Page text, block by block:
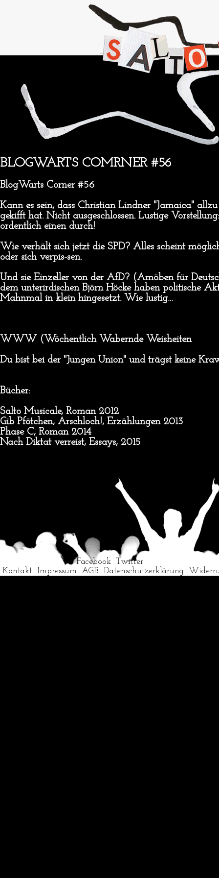
BLOGWARTS COMRNER #56
BlogWarts Corner #56
Kann es sein, dass Christian Lindner "Jamaica"
gekifft hat. Nicht ausgeschlossen. Lustige
ordentlich einen durch!
Wie verhält sich jetzt die SPD? Alles scheint
oder sich verpis-sen.
Und sie Einzeller von der AfD? (Amöben für
dem unterirdischen Björn Höcke haben politische
Mahnmal in klein hingesetzt. Wie lustig…
WWW (Wöchentlich Wabernde Weisheiten
Du bist bei der "Jungen Union" und trägst keine
Bücher:
Salto Musicale, Roman 2012
Gib Pfötchen, Arschloch!, Erzählungen 2013
Phase C, Roman 2014
Nach Diktat verreist, Essays, 2015
Facebook Twitter
Kontakt Impressum AGB Datenschutzerklärung